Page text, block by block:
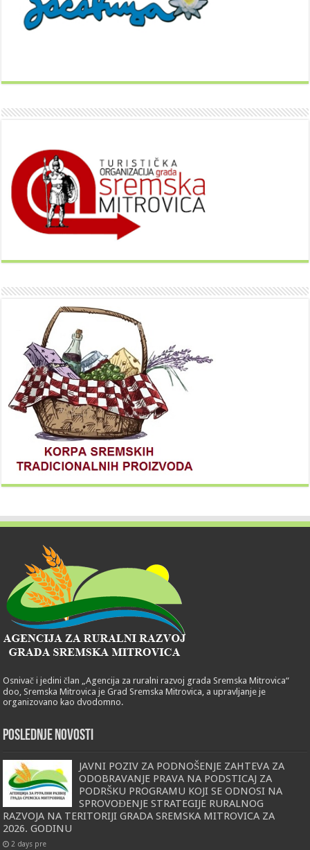
Osnivač i jedini član „Agencija za ruralni razvoj grada Sremska Mitrovica“
doo, Sremska Mitrovica je Grad Sremska Mitrovica, a upravljanje je
organizovano kao dvodomno.
POSLEDNJE NOVOSTI
JAVNI POZIV ZA PODNOŠENJE ZAHTEVA ZA
ODOBRAVANJE PRAVA NA PODSTICAJ ZA
PODRŠKU PROGRAMU KOJI SE ODNOSI NA
SPROVOĐENJE STRATEGIJE RURALNOG
RAZVOJA NA TERITORIJI GRADA SREMSKA MITROVICA ZA
2026. GODINU
2 days pre